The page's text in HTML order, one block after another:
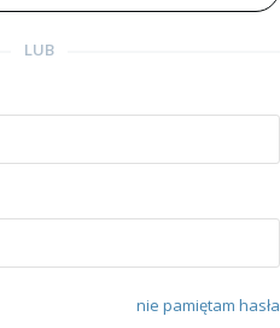
LUB
nie pamiętam hasła